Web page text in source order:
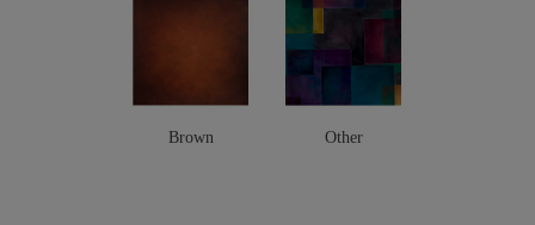
Brown Other